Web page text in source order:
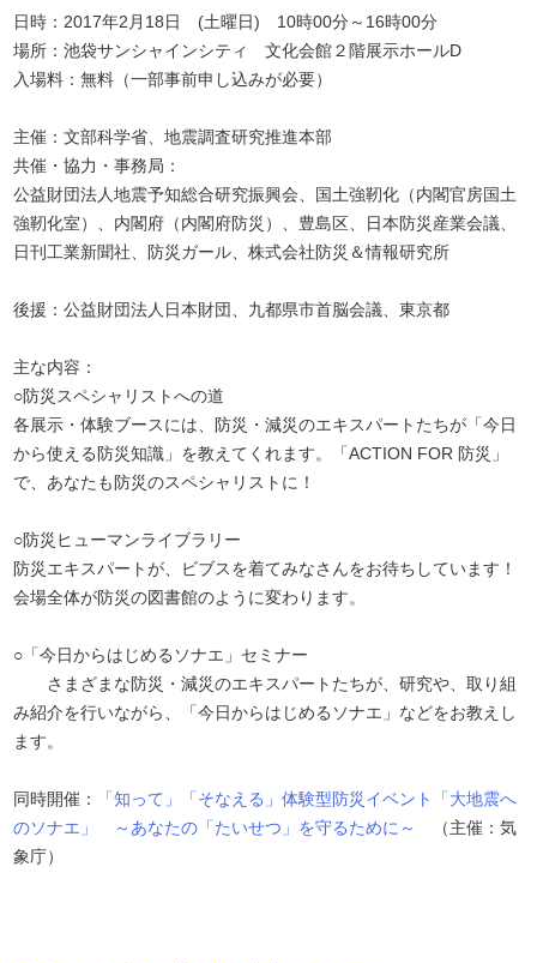
日時：2017年2月18日 (土曜日) 10時00分～16時00分
場所：池袋サンシャインシティ 文化会館２階展示ホールD
入場料：無料（一部事前申し込みが必要）
主催：文部科学省、地震調査研究推進本部
共催・協力・事務局：
公益財団法人地震予知総合研究振興会、国土強靭化（内閣官房国土
強靭化室）、内閣府（内閣府防災）、豊島区、日本防災産業会議、
日刊工業新聞社、防災ガール、株式会社防災＆情報研究所
後援：公益財団法人日本財団、九都県市首脳会議、東京都
主な内容：
○防災スペシャリストへの道
各展示・体験ブースには、防災・減災のエキスパートたちが「今日
から使える防災知識」を教えてくれます。「ACTION FOR 防災」
で、あなたも防災のスペシャリストに！
○防災ヒューマンライブラリー
防災エキスパートが、ビブスを着てみなさんをお待ちしています！
会場全体が防災の図書館のように変わります。
○「今日からはじめるソナエ」セミナー
さまざまな防災・減災のエキスパートたちが、研究や、取り組
み紹介を行いながら、「今日からはじめるソナエ」などをお教えし
ます。
同時開催：
「知って」「そなえる」体験型防災イベント「大地震へ
のソナエ」 ～あなたの「たいせつ」を守るために～
（主催：気
象庁）